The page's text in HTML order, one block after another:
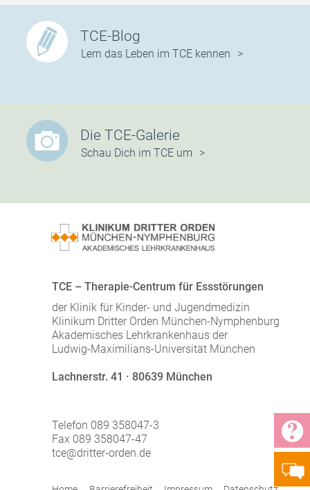
TCE-Blog
Lern das Leben im TCE kennen
Die TCE-Galerie
Schau Dich im TCE um
TCE – Therapie-Centrum für Essstörungen
der Klinik für Kinder- und Jugendmedizin
Klinikum Dritter Orden München-Nymphenburg
Akademisches Lehrkrankenhaus der
Ludwig-Maximilians-Universität München
Lachnerstr. 41 · 80639 München
Telefon 089 358047-3
Fax 089 358047-47
tce@dritter-orden.de